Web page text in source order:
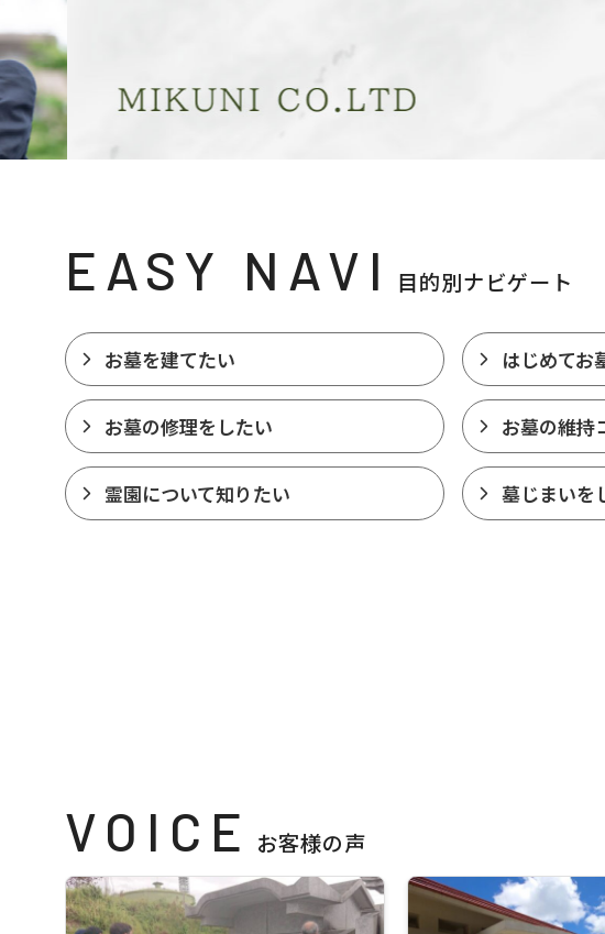
EASY NAVI 目的別ナビゲート
お墓を建てたい はじめてお
お墓の修理をしたい お墓の維持
霊園について知りたい 墓じまいを
VOICE お客様の声